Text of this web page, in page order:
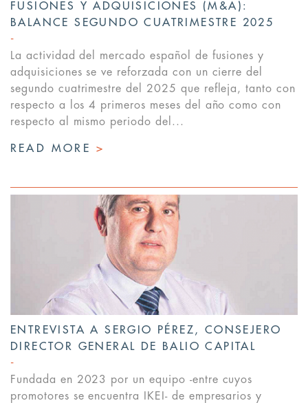
FUSIONES Y ADQUISICIONES (M&A):
BALANCE SEGUNDO CUATRIMESTRE 2025
La actividad del mercado español de fusiones y
adquisiciones se ve reforzada con un cierre del
segundo cuatrimestre del 2025 que refleja, tanto con
respecto a los 4 primeros meses del año como con
respecto al mismo periodo del...
READ MORE >
ENTREVISTA A SERGIO PÉREZ, CONSEJERO
DIRECTOR GENERAL DE BALIO CAPITAL
Fundada en 2023 por un equipo -entre cuyos
promotores se encuentra IKEI- de empresarios y